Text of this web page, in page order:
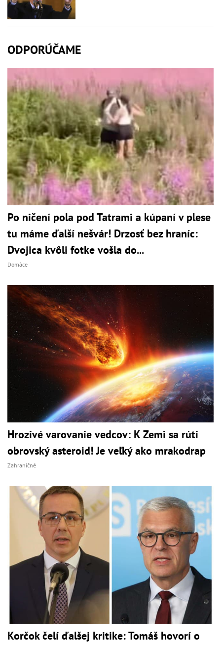
ODPORÚČAME
Po ničení pola pod Tatrami a kúpaní v plese
tu máme ďalší nešvár! Drzosť bez hraníc:
Dvojica kvôli fotke vošla do...
Domáce
Hrozivé varovanie vedcov: K Zemi sa rúti
obrovský asteroid! Je veľký ako mrakodrap
Zahraničné
Korčok čelí ďalšej kritike: Tomáš hovorí o